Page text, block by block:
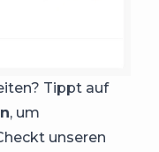
Tippt auf
, um
unseren